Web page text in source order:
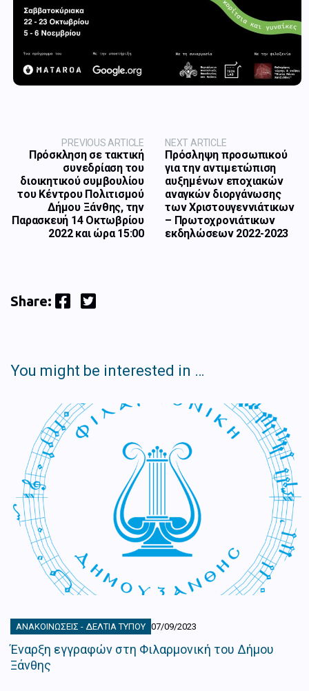
PREVIOUS ARTICLE
Πρόσκληση σε τακτική
συνεδρίαση του
διοικητικού συμβουλίου
του Κέντρου Πολιτισμού
Δήμου Ξάνθης, την
Παρασκευή 14 Οκτωβρίου
2022 και ώρα 15:00
NEXT ARTICLE
Πρόσληψη προσωπικού
για την αντιμετώπιση
αυξημένων εποχιακών
αναγκών διοργάνωσης
των Χριστουγεννιάτικων
– Πρωτοχρονιάτικων
εκδηλώσεων 2022-2023
Share: Facebook Twitter
You might be interested in …
ΑΝΑΚΟΙΝΏΣΕΙΣ - ΔΕΛΤΊΑ ΤΎΠΟΥ 07/09/2023
Έναρξη εγγραφών στη Φιλαρμονική του Δήμου
Ξάνθης